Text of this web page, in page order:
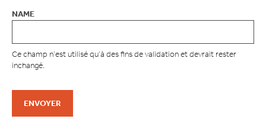
NAME
Ce champ n’est utilisé qu’à des fins de validation et devrait rester
inchangé.